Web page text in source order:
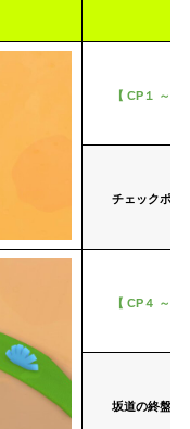
【 CP１ ～
チェックポイ
【 CP４ ～
坂道の終盤。